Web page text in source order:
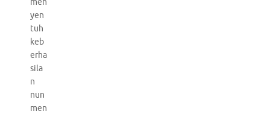
yen
tuh
keb
erha
sila
n
nun
men